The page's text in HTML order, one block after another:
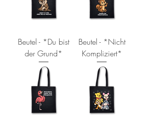
Beutel - *Du bist
der Grund*
Beutel - *Nicht
Kompliziert*